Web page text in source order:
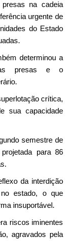
na cadeia
urgente de
do Estado
determinou a
presas e o
crítica,
sua capacidade
semestre de
para 86
da interdição
estado, o que
insuportável.
riscos iminentes
agravados pela